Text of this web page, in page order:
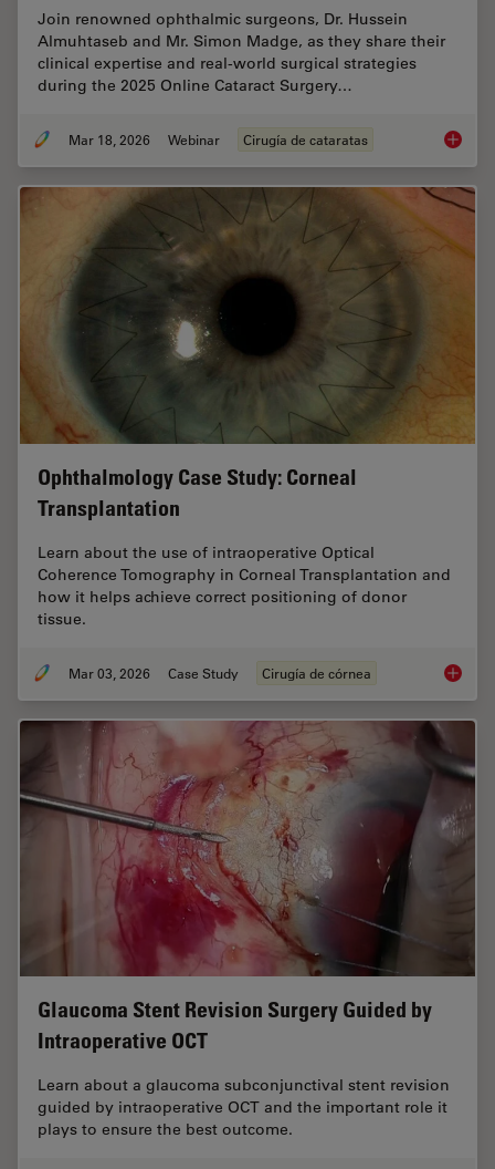
Join renowned ophthalmic surgeons, Dr. Hussein
Almuhtaseb and Mr. Simon Madge, as they share their
clinical expertise and real-world surgical strategies
during the 2025 Online Cataract Surgery…
Mar 18, 2026 Webinar Cirugía de cataratas Expert
Ophthalmology Case Study: Corneal
Transplantation
Learn about the use of intraoperative Optical
Coherence Tomography in Corneal Transplantation and
how it helps achieve correct positioning of donor
tissue.
Mar 03, 2026 Case Study Cirugía de córnea
Glaucoma Stent Revision Surgery Guided by
Intraoperative OCT
Learn about a glaucoma subconjunctival stent revision
guided by intraoperative OCT and the important role it
plays to ensure the best outcome.